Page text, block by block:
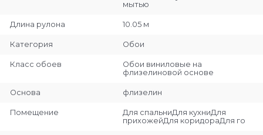
мытью
Длина рулона 10.05 м
Категория Обои
Класс обоев
Обои виниловые на
флизелиновой основе
Основа флизелин
Помещение
Для спальниДля кухниДля
прихожейДля коридораДля го